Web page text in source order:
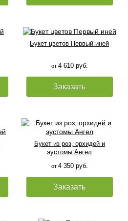
Букет цветов Первый иней
от 4 610 руб.
Заказать
Букет из роз, орхидей и
эустомы Ангел
от 4 350 руб.
Заказать